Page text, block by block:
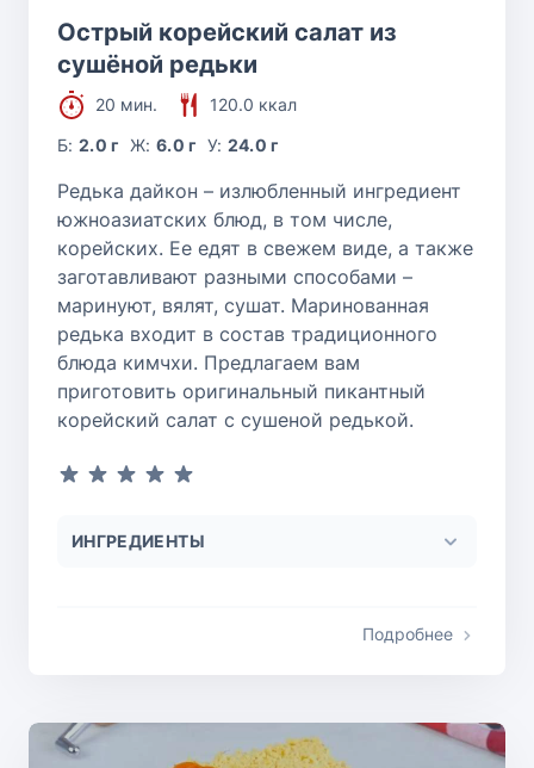
Острый корейский салат из
сушёной редьки
20 мин.
120.0 ккал
Б:2.0 г Ж: 6.0 г У: 24.0 г
Редька дайкон – излюбленный ингредиент
южноазиатских блюд, в том числе,
корейских. Ее едят в свежем виде, а также
заготавливают разными способами –
маринуют, вялят, сушат. Маринованная
редька входит в состав традиционного
блюда кимчхи. Предлагаем вам
приготовить оригинальный пикантный
корейский салат с сушеной редькой.
ИНГРЕДИЕНТЫ
Подробнее